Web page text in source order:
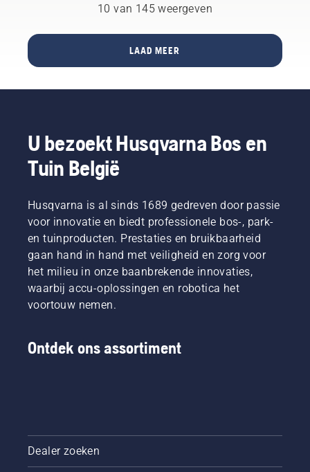
om hem
samen
met
accugereedschap
gebruiken.
goed
ruggedragen
accu
zorgt
voor
meer
draagcomfort
minder
vermoeidheid
gebruik,
te
pauzeren.
om aan
werkbank
u dat u
schroeven
10 van 145 weergeven
LAAD MEER
U bezoekt Husqvarna Bos en
Tuin België
Husqvarna is al sinds 1689 gedreven door passie
voor innovatie en biedt professionele bos-, park-
en tuinproducten. Prestaties en bruikbaarheid
gaan hand in hand met veiligheid en zorg voor
het milieu in onze baanbrekende innovaties,
waarbij accu-oplossingen en robotica het
voortouw nemen.
Ontdek ons assortiment
Dealer zoeken